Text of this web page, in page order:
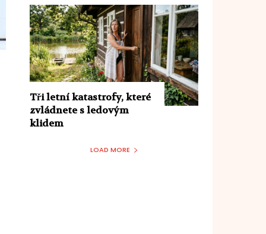
Tři letní katastrofy, které
zvládnete s ledovým
klidem
LOAD MORE